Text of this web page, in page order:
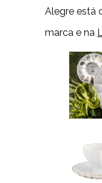
Alegre está
marca e na